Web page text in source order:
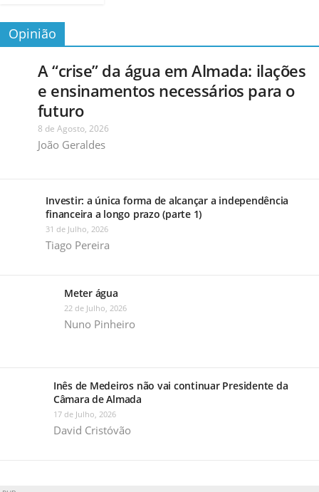
Opinião
A “crise” da água em Almada: ilações
e ensinamentos necessários para o
futuro
8 de Agosto, 2026
João Geraldes
Investir: a única forma de alcançar a independência
financeira a longo prazo (parte 1)
31 de Julho, 2026
Tiago Pereira
Meter água
22 de Julho, 2026
Nuno Pinheiro
Inês de Medeiros não vai continuar Presidente da
Câmara de Almada
17 de Julho, 2026
David Cristóvão